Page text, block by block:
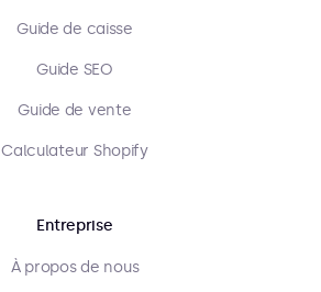
Guide de caisse
Guide SEO
Guide de vente
Calculateur Shopify
Entreprise
À propos de nous